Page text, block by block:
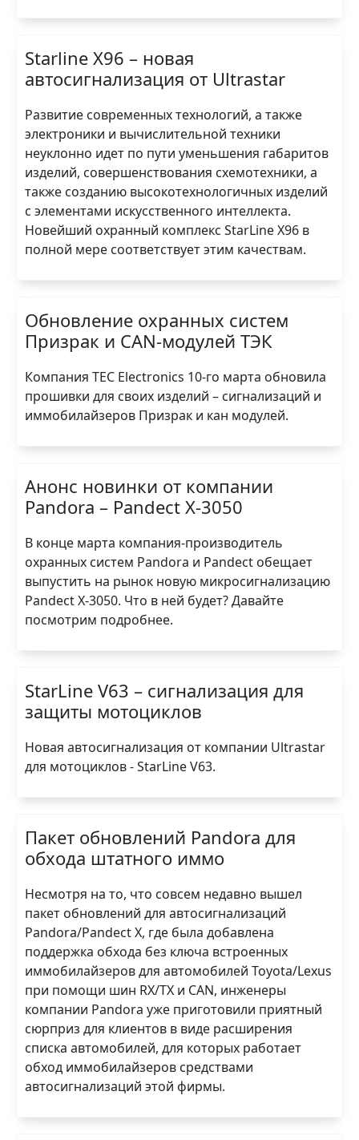
Starline X96 – новая
автосигнализация от Ultrastar
Развитие современных технологий, а также
электроники и вычислительной техники
неуклонно идет по пути уменьшения габаритов
изделий, совершенствования схемотехники, а
также созданию высокотехнологичных изделий
с элементами искусственного интеллекта.
Новейший охранный комплекс StarLine X96 в
полной мере соответствует этим качествам.
Обновление охранных систем
Призрак и CAN-модулей ТЭК
Компания TEC Electronics 10-го марта обновила
прошивки для своих изделий – сигнализаций и
иммобилайзеров Призрак и кан модулей.
Анонс новинки от компании
Pandora – Pandect X-3050
В конце марта компания-производитель
охранных систем Pandora и Pandect обещает
выпустить на рынок новую микросигнализацию
Pandect X-3050. Что в ней будет? Давайте
посмотрим подробнее.
StarLine V63 – сигнализация для
защиты мотоциклов
Новая автосигнализация от компании Ultrastar
для мотоциклов - StarLine V63.
Пакет обновлений Pandora для
обхода штатного иммо
Несмотря на то, что совсем недавно вышел
пакет обновлений для автосигнализаций
Pandora/Pandect X, где была добавлена
поддержка обхода без ключа встроенных
иммобилайзеров для автомобилей Toyota/Lexus
при помощи шин RX/TX и CAN, инженеры
компании Pandora уже приготовили приятный
сюрприз для клиентов в виде расширения
списка автомобилей, для которых работает
обход иммобилайзеров средствами
автосигнализаций этой фирмы.